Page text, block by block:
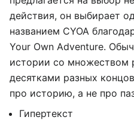
действия, он выбирает
названием CYOA
Your Own Adventure.
истории со множеством
десятками разных
про историю, а не про
Гипертекст